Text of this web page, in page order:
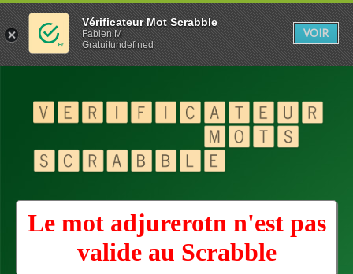
Le mot adjurerotn n'est pas
valide au Scrabble
Vérificateur Mot Scrabble
Fabien M
Gratuitundefined
VOIR